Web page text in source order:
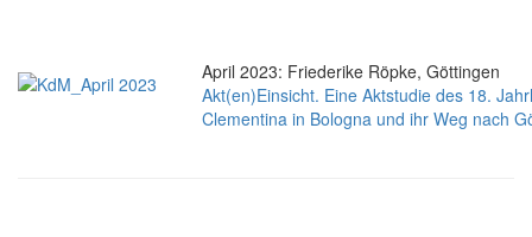
April 2023: Friederike Röpke, Göttingen
Akt(en)Einsicht. Eine Aktstudie des 18.
Clementina in Bologna und ihr Weg nach